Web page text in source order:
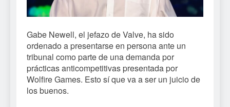
Gabe Newell, el jefazo de Valve, ha sido
ordenado a presentarse en persona ante un
tribunal como parte de una demanda por
prácticas anticompetitivas presentada por
Wolfire Games. Esto sí que va a ser un juicio de
los buenos.